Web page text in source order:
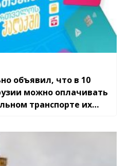
объявил, что в 10
можно оплачивать
транспорте их